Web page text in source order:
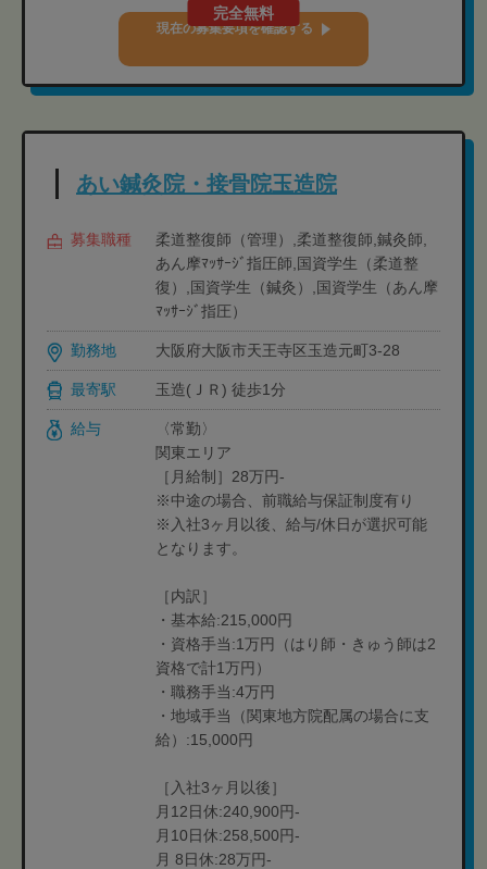
完全無料
現在の募集要項を確認する
あい鍼灸院・接骨院玉造院
募集職種
柔道整復師（管理）,柔道整復師,鍼灸師,
あん摩ﾏｯｻｰｼﾞ指圧師,国資学生（柔道整
復）,国資学生（鍼灸）,国資学生（あん摩
ﾏｯｻｰｼﾞ指圧）
勤務地 大阪府大阪市天王寺区玉造元町3-28
最寄駅 玉造(ＪＲ) 徒歩1分
給与
〈常勤〉
関東エリア
［月給制］28万円-
※中途の場合、前職給与保証制度有り
※入社3ヶ月以後、給与/休日が選択可能
となります。
［内訳］
・基本給:215,000円
・資格手当:1万円（はり師・きゅう師は2
資格で計1万円）
・職務手当:4万円
・地域手当（関東地方院配属の場合に支
給）:15,000円
［入社3ヶ月以後］
月12日休:240,900円‐
月10日休:258,500円-
月 8日休:28万円-